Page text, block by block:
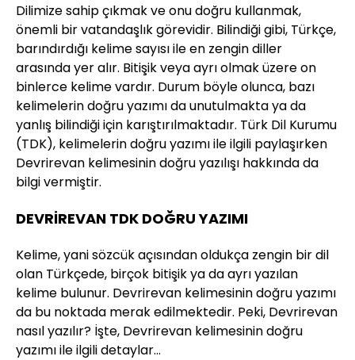
Dilimize sahip çıkmak ve onu doğru kullanmak,
önemli bir vatandaşlık görevidir. Bilindiği gibi, Türkçe,
barındırdığı kelime sayısı ile en zengin diller
arasında yer alır. Bitişik veya ayrı olmak üzere on
binlerce kelime vardır. Durum böyle olunca, bazı
kelimelerin doğru yazımı da unutulmakta ya da
yanlış bilindiği için karıştırılmaktadır. Türk Dil Kurumu
(TDK), kelimelerin doğru yazımı ile ilgili paylaşırken
Devrirevan kelimesinin doğru yazılışı hakkında da
bilgi vermiştir.
DEVRİREVAN TDK DOĞRU YAZIMI
Kelime, yani sözcük açısından oldukça zengin bir dil
olan Türkçede, birçok bitişik ya da ayrı yazılan
kelime bulunur. Devrirevan kelimesinin doğru yazımı
da bu noktada merak edilmektedir. Peki, Devrirevan
nasıl yazılır? İşte, Devrirevan kelimesinin doğru
yazımı ile ilgili detaylar…